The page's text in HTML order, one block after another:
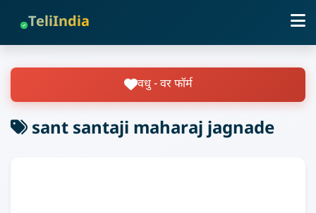
TeliIndia
वधु - वर फॉर्म
sant santaji maharaj jagnade